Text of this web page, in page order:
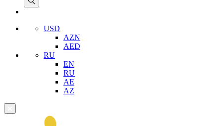
USD
AZN
AED
RU
EN
RU
AE
AZ